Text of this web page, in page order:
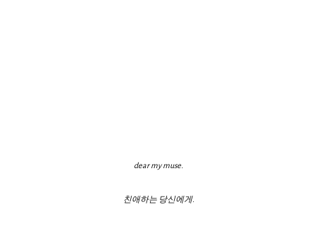
dear my muse.
친애하는 당신에게.